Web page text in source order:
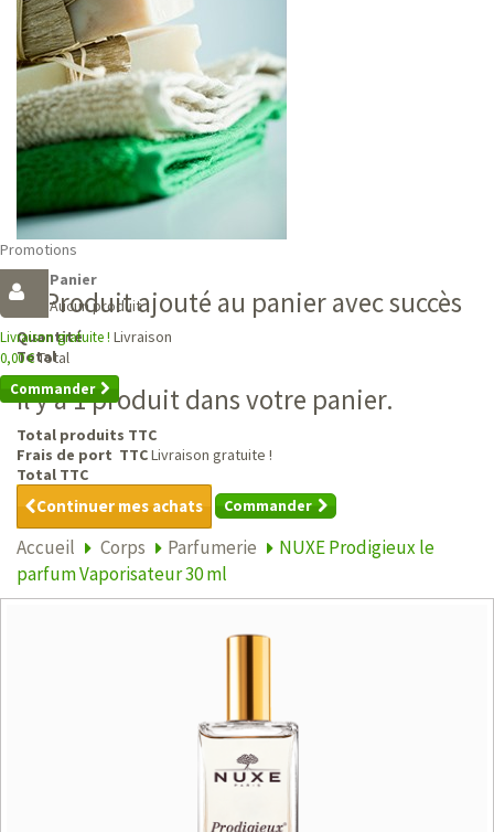
Promotions
Panier
Aucun produit
Livraison gratuite ! Livraison
0,00 €Total
Commander
Produit ajouté au panier avec succès
Quantité
Total
Il y a 1 produit dans votre panier.
Total produits TTC
Frais de port TTCLivraison gratuite !
Total TTC
Continuer mes achats Commander
Accueil Corps Parfumerie
NUXE Prodigieux le
parfum Vaporisateur 30 ml